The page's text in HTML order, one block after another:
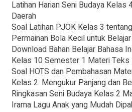
Latihan Harian Seni Budaya Kelas
Daerah
Soal Latihan PJOK Kelas 3 tentang
Permainan Bola Kecil untuk
Download Bahan Belajar Bahasa
Kelas 10 Semester 1 Materi
Soal HOTS dan Pembahasan
Kelas 2: Mengukur Panjang dan
Ringkasan Seni Budaya Kelas 2
Irama Lagu Anak yang Mudah